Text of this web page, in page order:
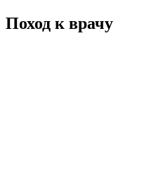
Поход к врачу